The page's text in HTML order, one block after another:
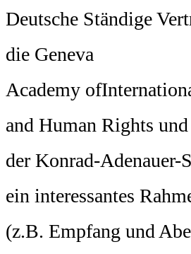
Deutsche Ständige
die Geneva
Academy
and Human Rights
der Konrad-Adenauer-
ein interessantes
(z.B. Empfang und